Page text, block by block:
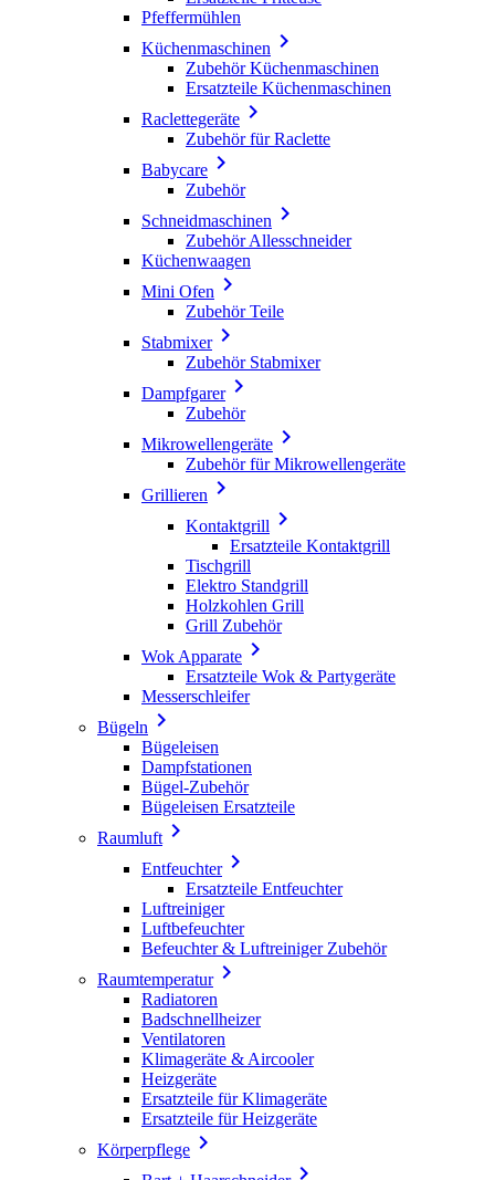
Pfeffermühlen
Küchenmaschinen 
Zubehör Küchenmaschinen
Ersatzteile Küchenmaschinen
Raclettegeräte 
Zubehör für Raclette
Babycare 
Zubehör
Schneidmaschinen 
Zubehör Allesschneider
Küchenwaagen
Mini Ofen 
Zubehör Teile
Stabmixer
Zubehör Stabmixer
Dampfgarer
Zubehör
Mikrowellengeräte 
Zubehör für Mikrowellengeräte
Grillieren 
Kontaktgrill 
Ersatzteile Kontaktgrill
Tischgrill
Elektro Standgrill
Holzkohlen Grill
Grill Zubehör
Wok Apparate 
Ersatzteile Wok & Partygeräte
Messerschleifer
Bügeln 
Bügeleisen
Dampfstationen
Bügel-Zubehör
Bügeleisen Ersatzteile
Raumluft 
Entfeuchter
Ersatzteile Entfeuchter
Luftreiniger
Luftbefeuchter
Befeuchter & Luftreiniger Zubehör
Raumtemperatur
Radiatoren
Badschnellheizer
Ventilatoren
Klimageräte & Aircooler
Heizgeräte
Ersatzteile für Klimageräte
Ersatzteile für Heizgeräte
Körperpflege 
